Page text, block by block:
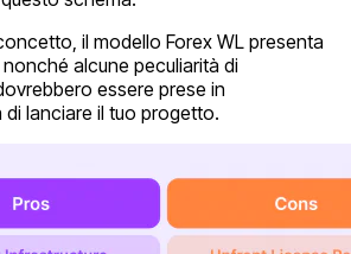
il modello Forex WL presenta
alcune peculiarità di
essere prese in
lanciare il tuo progetto.